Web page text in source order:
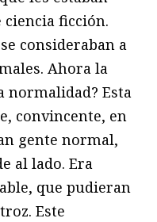
ficción.
consideraban a
Ahora la
normalidad? Esta
convincente, en
gente normal,
al lado. Era
que pudieran
Este